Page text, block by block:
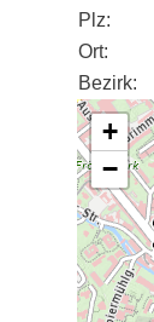
Plz:
Ort:
Bezirk: